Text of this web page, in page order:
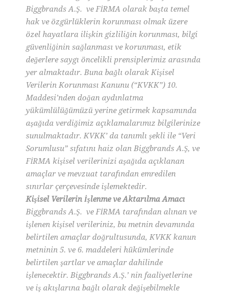
Biggbrands A.Ş. ve FİRMA olarak başta temel
hak ve özgürlüklerin korunması olmak üzere
özel hayatlara ilişkin gizliliğin korunması, bilgi
güvenliğinin sağlanması ve korunması, etik
değerlere saygı öncelikli prensiplerimiz arasında
yer almaktadır. Buna bağlı olarak Kişisel
Verilerin Korunması Kanunu (“KVKK”) 10.
Maddesi’nden doğan aydınlatma
yükümlülüğümüzü yerine getirmek kapsamında
aşağıda verdiğimiz açıklamalarımız bilgilerinize
sunulmaktadır. KVKK’ da tanımlı şekli ile “Veri
Sorumlusu” sıfatını haiz olan Biggbrands A.Ş, ve
FİRMA kişisel verilerinizi aşağıda açıklanan
amaçlar ve mevzuat tarafından emredilen
sınırlar çerçevesinde işlemektedir.
Kişisel Verilerin İşlenme ve Aktarılma Amacı
Biggbrands A.Ş. ve FİRMA tarafından alınan ve
işlenen kişisel verileriniz, bu metnin devamında
belirtilen amaçlar doğrultusunda, KVKK kanun
metninin 5. ve 6. maddeleri hükümlerinde
belirtilen şartlar ve amaçlar dahilinde
işlenecektir. Biggbrands A.Ş.’ nin faaliyetlerine
ve iş akışlarına bağlı olarak değişebilmekle